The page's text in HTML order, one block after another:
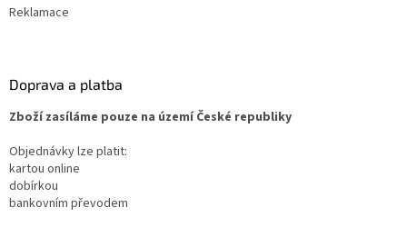
Reklamace
Doprava a platba
Zboží zasíláme pouze na území České republiky
Objednávky lze platit:
kartou online
dobírkou
bankovním převodem